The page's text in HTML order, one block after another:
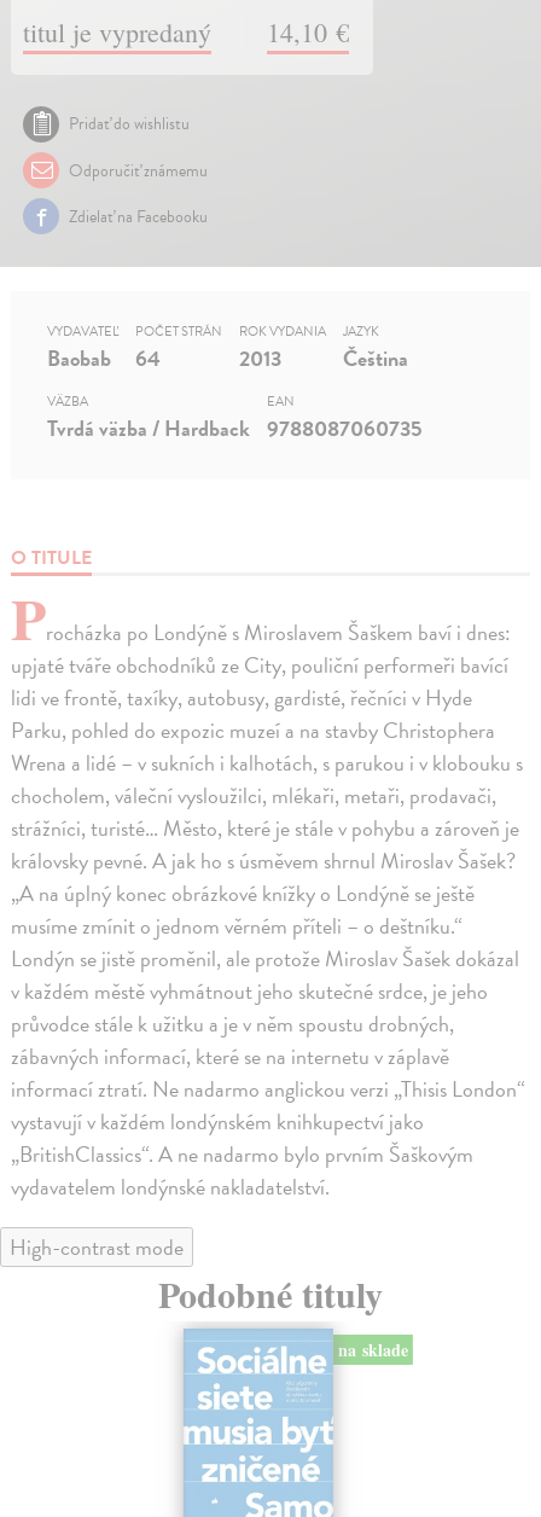
titul je vypredaný 14,10 €
Pridať do wishlistu
Odporučiť známemu
Zdielať na Facebooku
O TITULE
Procházka po Londýně s Miroslavem Šaškem baví i dnes:
upjaté tváře obchodníků ze City, pouliční performeři bavící
lidi ve frontě, taxíky, autobusy, gardisté, řečníci v Hyde
Parku, pohled do expozic muzeí a na stavby Christophera
Wrena a lidé – v sukních i kalhotách, s parukou i v klobouku s
chocholem, váleční vysloužilci, mlékaři, metaři, prodavači,
strážníci, turisté… Město, které je stále v pohybu a zároveň je
královsky pevné. A jak ho s úsměvem shrnul Miroslav Šašek?
„A na úplný konec obrázkové knížky o Londýně se ještě
musíme zmínit o jednom věrném příteli – o deštníku.“
Londýn se jistě proměnil, ale protože Miroslav Šašek dokázal
v každém městě vyhmátnout jeho skutečné srdce, je jeho
průvodce stále k užitku a je v něm spoustu drobných,
zábavných informací, které se na internetu v záplavě
informací ztratí. Ne nadarmo anglickou verzi „Thisis London“
vystavují v každém londýnském knihkupectví jako
„BritishClassics“. A ne nadarmo bylo prvním Šaškovým
vydavatelem londýnské nakladatelství.
VYDAVATEĽ
Baobab
POČET STRÁN
64
ROK VYDANIA
2013
JAZYK
Čeština
VÄZBA
Tvrdá väzba / Hardback
EAN
9788087060735
High-contrast mode
Podobné tituly
na sklade